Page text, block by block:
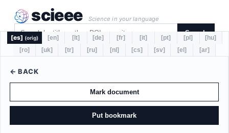
scieee Science in your language
Search
[es] (orig) [en] [lt] [de] [fr] [it] [pt] [pl]
[hu]
[ro]
[uk] [tr] [ru] [nl] [cs] [sv] [el] [ar]
← BACK
Mark document
Put bookmark